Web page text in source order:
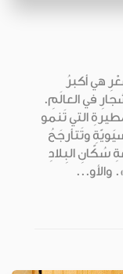
هي أكبرُ
في العالَمِ.
التي تَنمو
وتَتأرجَحُ
سُكّانِ البِلادِ
والأو...